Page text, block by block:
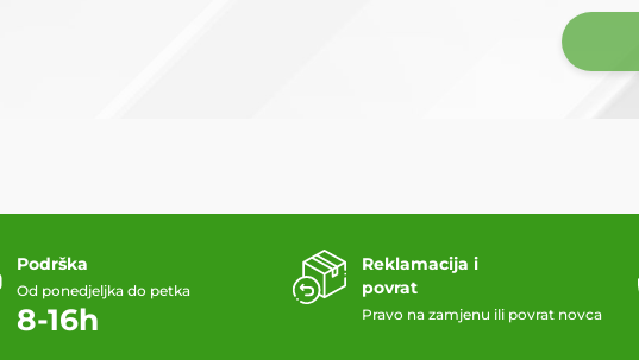
Podrška
Od ponedjeljka do petka
8-16h
Reklamacija i
povrat
Pravo na zamjenu ili povrat novca